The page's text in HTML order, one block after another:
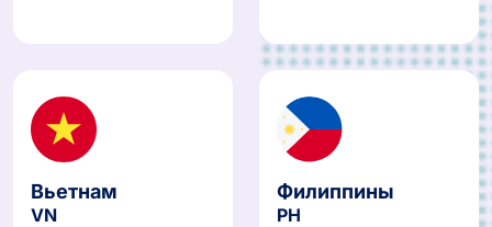
Вьетнам
VN
Филиппины
PH